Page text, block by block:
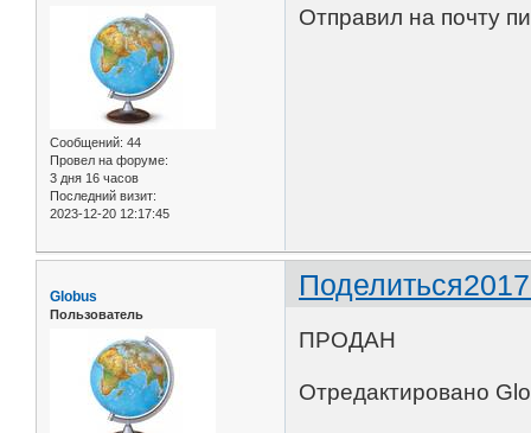
Сообщений: 44
Провел на форуме:
3 дня 16 часов
Последний визит:
2023-12-20 12:17:45
Отправил на почту
Поделиться
Globus
Пользователь
ПРОДАН
Отредактировано